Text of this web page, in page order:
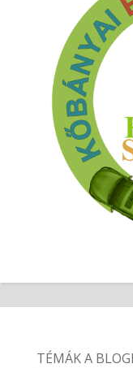
TÉMÁK A